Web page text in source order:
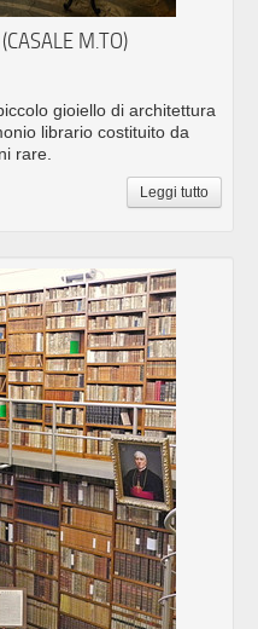
M.TO)
gioiello di architettura
librario costituito da
rare.
Leggi tutto